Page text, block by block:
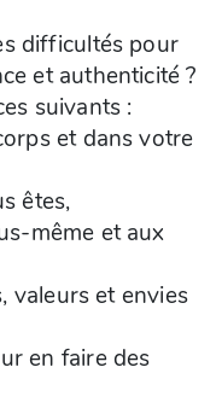
difficultés pour
et authenticité ?
suivants :
et dans votre
êtes,
même et aux
valeurs et envies
en faire des